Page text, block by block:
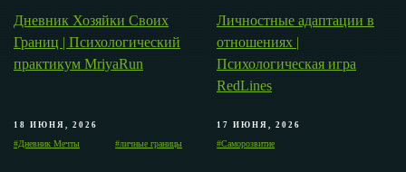
Дневник Хозяйки Своих
Границ | Психологический
практикум MriyaRun
18 ИЮНЯ, 2026
#Дневник Мечты #личные границы
Личностные адаптации в
отношениях |
Психологическая игра
RedLines
17 ИЮНЯ, 2026
#Саморозвитие